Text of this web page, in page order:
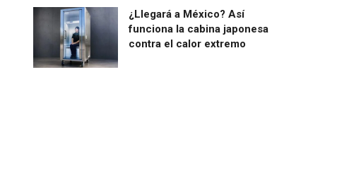
¿Llegará a México? Así
funciona la cabina japonesa
contra el calor extremo